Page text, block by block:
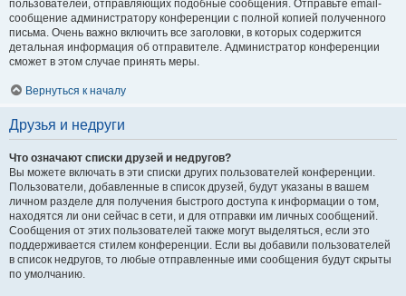
пользователей, отправляющих подобные сообщения. Отправьте email-
сообщение администратору конференции с полной копией полученного
письма. Очень важно включить все заголовки, в которых содержится
детальная информация об отправителе. Администратор конференции
сможет в этом случае принять меры.
Вернуться к началу
Друзья и недруги
Что означают списки друзей и недругов?
Вы можете включать в эти списки других пользователей конференции.
Пользователи, добавленные в список друзей, будут указаны в вашем
личном разделе для получения быстрого доступа к информации о том,
находятся ли они сейчас в сети, и для отправки им личных сообщений.
Сообщения от этих пользователей также могут выделяться, если это
поддерживается стилем конференции. Если вы добавили пользователей
в список недругов, то любые отправленные ими сообщения будут скрыты
по умолчанию.